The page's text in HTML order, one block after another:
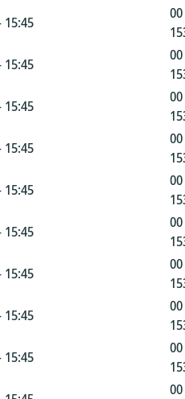
15:45
00
15:45
00
15:45
00
15:45
00
15:45
00
15:45
00
15:45
00
15:45
00
15:45
00
00